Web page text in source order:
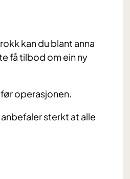
kan du blant anna
få tilbod om ein ny
operasjonen.
sterkt at alle